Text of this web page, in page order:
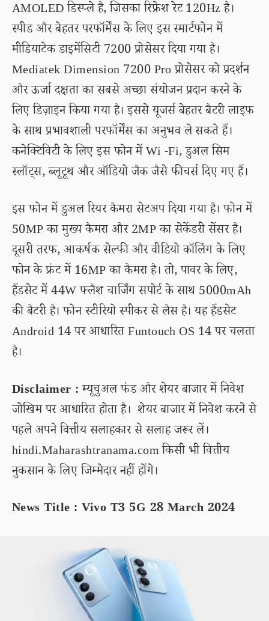
AMOLED डिस्प्ले है, जिसका रिफ्रेश रेट 120Hz है।
स्पीड और बेहतर परफॉर्मेंस के लिए इस स्मार्टफोन में
मीडियाटेक डाइमेंसिटी 7200 प्रोसेसर दिया गया है।
Mediatek Dimension 7200 Pro प्रोसेसर को प्रदर्शन
और ऊर्जा दक्षता का सबसे अच्छा संयोजन प्रदान करने के
लिए डिज़ाइन किया गया है। इससे यूजर्स बेहतर बैटरी लाइफ
के साथ प्रभावशाली परफॉर्मेंस का अनुभव ले सकते हैं।
कनेक्टिविटी के लिए इस फोन में Wi -Fi, डुअल सिम
स्लॉट्स, ब्लूटूथ और ऑडियो जैक जैसे फीचर्स दिए गए हैं।
इस फोन में डुअल रियर कैमरा सेटअप दिया गया है। फोन में
50MP का मुख्य कैमरा और 2MP का सेकेंडरी सेंसर है।
दूसरी तरफ, आकर्षक सेल्फी और वीडियो कॉलिंग के लिए
फोन के फ्रंट में 16MP का कैमरा है। तो, पावर के लिए,
हैंडसेट में 44W फ्लैश चार्जिंग सपोर्ट के साथ 5000mAh
की बैटरी है। फोन स्टीरियो स्पीकर से लैस है। यह हैंडसेट
Android 14 पर आधारित Funtouch OS 14 पर चलता
है।
Disclaimer :म्यूचुअल फंड और शेयर बाजार में निवेश
जोखिम पर आधारित होता है। शेयर बाजार में निवेश करने से
पहले अपने वित्तीय सलाहकार से सलाह जरूर लें।
hindi.Maharashtranama.com किसी भी वित्तीय
नुकसान के लिए जिम्मेदार नहीं होंगे।
News Title : Vivo T3 5G 28 March 2024